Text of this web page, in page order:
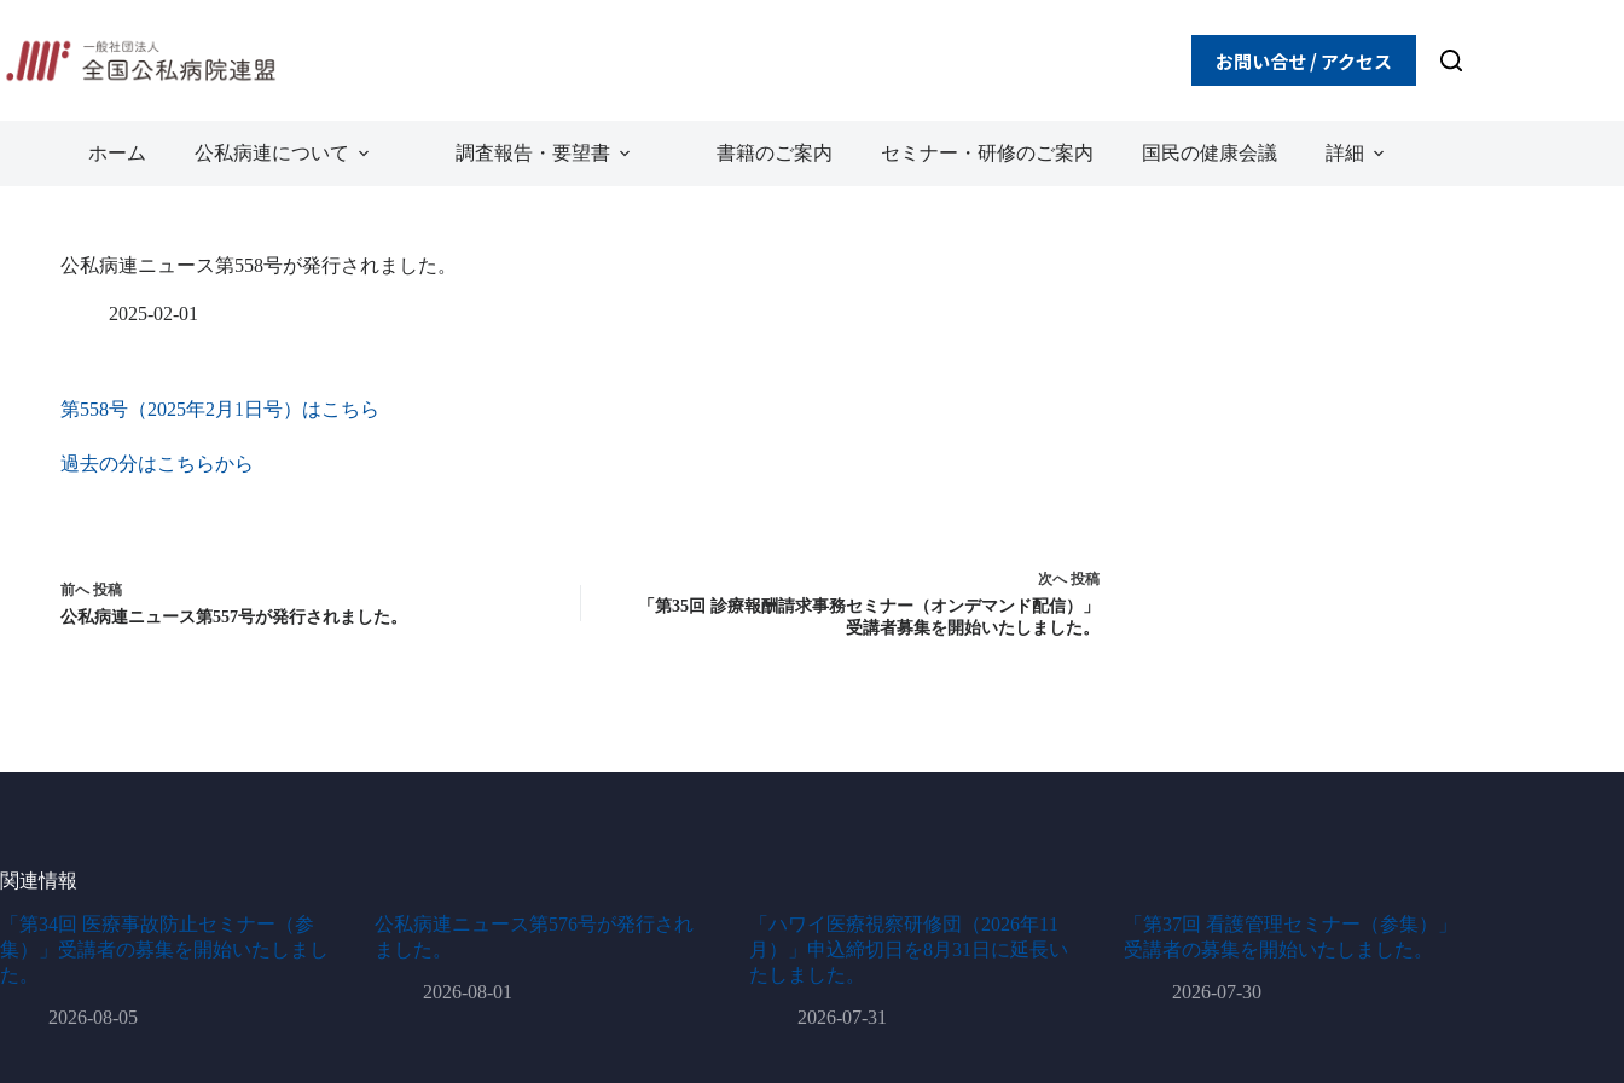
ン
お問い合せ / アクセス
ホーム 公私病連について 調査報告・要望書 書籍のご案内 セミナー・研修のご案内 国民の健康会議 詳細
公私病連ニュース第558号が発行されました。
2025-02-01
第558号（2025年2月1日号）はこちら
過去の分はこちらから
前へ投稿
公私病連ニュース第557号が発行されました。
次へ投稿
「第35回 診療報酬請求事務セミナー（オンデマンド配信）」
受講者募集を開始いたしました。
関連情報
「第34回 医療事故防止セミナー（参
集）」受講者の募集を開始いたしまし
た。
2026-08-05
公私病連ニュース第576号が発行され
ました。
2026-08-01
「ハワイ医療視察研修団（2026年11
月）」申込締切日を8月31日に延長い
たしました。
2026-07-31
「第37回 看護管理セミナー（参集）」
受講者の募集を開始いたしました。
2026-07-30